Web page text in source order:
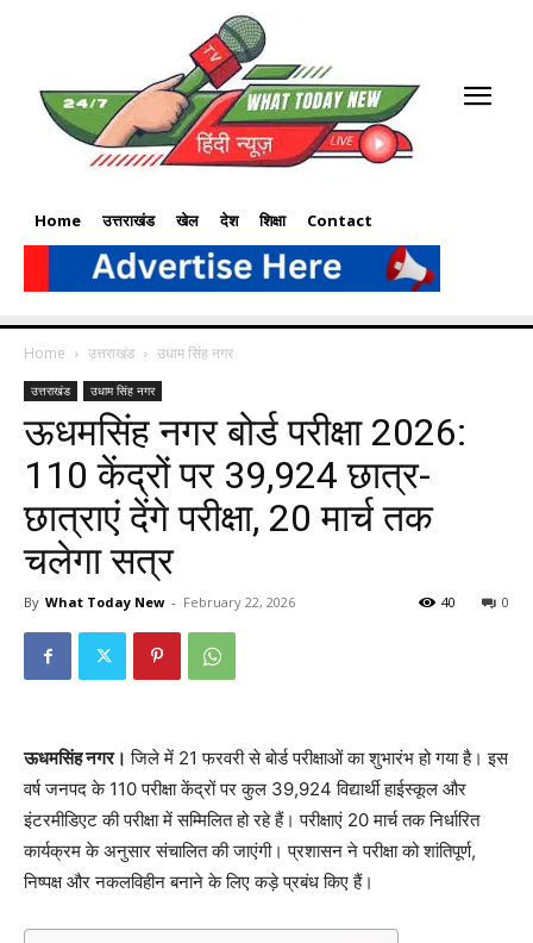
Home उत्तराखंड खेल देश शिक्षा Contact
Home उत्तराखंड उधाम सिंह नगर
उत्तराखंड उधाम सिंह नगर
ऊधमसिंह नगर बोर्ड परीक्षा 2026:
110 केंद्रों पर 39,924 छात्र-
छात्राएं देंगे परीक्षा, 20 मार्च तक
चलेगा सत्र
By What Today New - February 22, 2026 0
40
ऊधमसिंह नगर। जिले में 21 फरवरी से बोर्ड परीक्षाओं का शुभारंभ हो गया है। इस
वर्ष जनपद के 110 परीक्षा केंद्रों पर कुल 39,924 विद्यार्थी हाईस्कूल और
इंटरमीडिएट की परीक्षा में सम्मिलित हो रहे हैं। परीक्षाएं 20 मार्च तक निर्धारित
कार्यक्रम के अनुसार संचालित की जाएंगी। प्रशासन ने परीक्षा को शांतिपूर्ण,
निष्पक्ष और नकलविहीन बनाने के लिए कड़े प्रबंध किए हैं।